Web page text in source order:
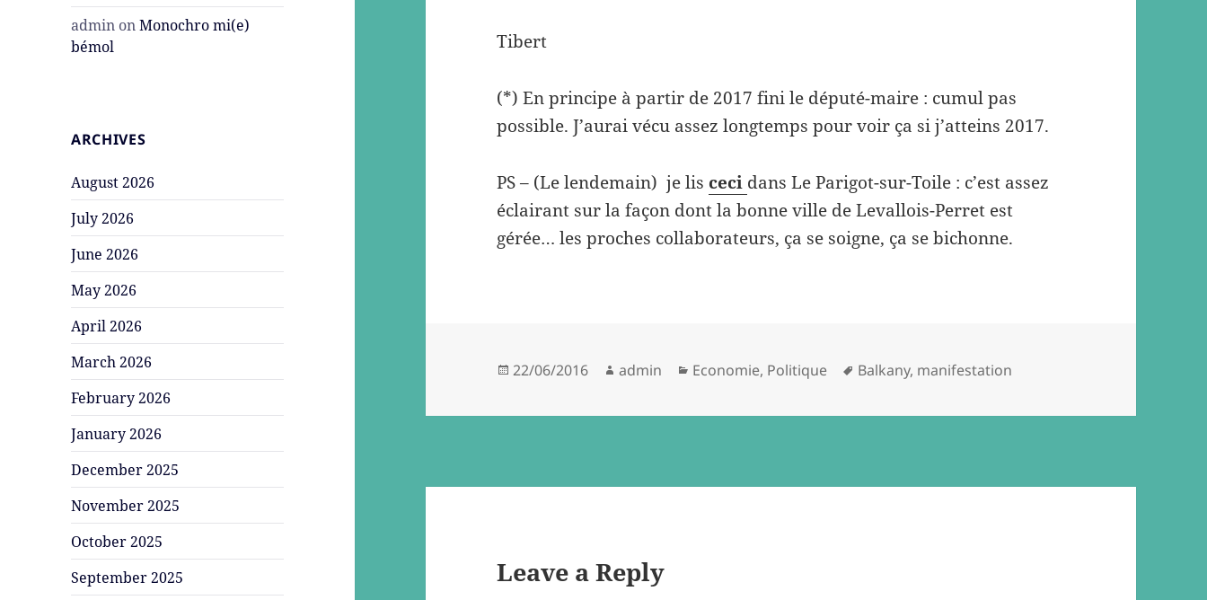
admin onMonochro mi(e)
bémol
ARCHIVES
August 2026
July 2026
June 2026
May 2026
April 2026
March 2026
February 2026
January 2026
December 2025
November 2025
October 2025
September 2025
Tibert
(*) En principe à partir de 2017 fini le député-maire : cumul pas
possible. J’aurai vécu assez longtemps pour voir ça si j’atteins 2017.
PS – (Le lendemain) je lis ceci dans Le Parigot-sur-Toile : c’est assez
éclairant sur la façon dont la bonne ville de Levallois-Perret est
gérée… les proches collaborateurs, ça se soigne, ça se bichonne.
Posted
22/06/2016 Author
admin Categories
Economie, Politique Tags
Balkany, manifestation
Leave a Reply